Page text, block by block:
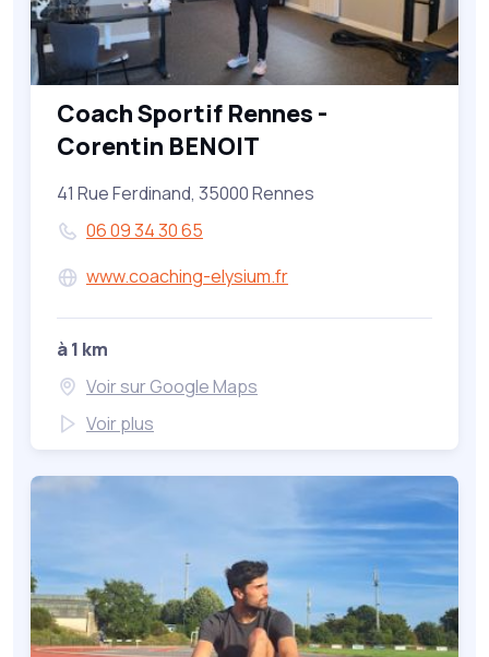
Coach Sportif Rennes -
Corentin BENOIT
41 Rue Ferdinand, 35000 Rennes
06 09 34 30 65
www.coaching-elysium.fr
à 1 km
Voir sur Google Maps
Voir plus